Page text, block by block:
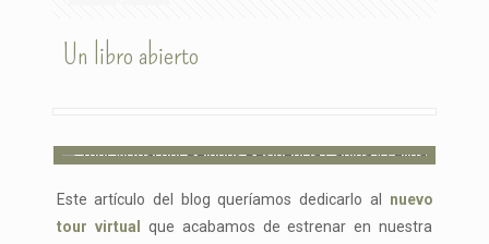
Un libro abierto
Este artículo del blog queríamos dedicarlo al
nuevo
tour virtual
que acabamos de estrenar en nuestra